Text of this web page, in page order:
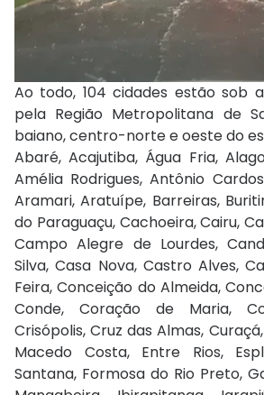
Ao todo, 104 cidades estão sob
pela Região Metropolitana de
baiano, centro-norte e oeste do
Abaré, Acajutiba, Água Fria,
Amélia Rodrigues, Antônio
Aramari, Aratuípe, Barreiras,
do Paraguaçu, Cachoeira, Cairu,
Campo Alegre de Lourdes,
Silva, Casa Nova, Castro Alves,
Feira, Conceição do Almeida,
Conde, Coração de Maria,
Crisópolis, Cruz das Almas,
Macedo Costa, Entre Rios,
Santana, Formosa do Rio Preto,